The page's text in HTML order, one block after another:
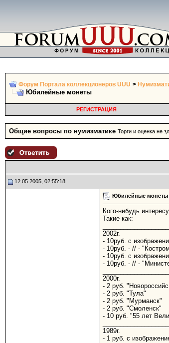
Форум Портала коллекционеров UUU >
Юбилейные монеты
РЕГИСТРАЦИЯ
Общие вопросы по нумизматике Торги и оценка не
12.05.2005, 02:55:18
Юбилейные монеты
Кого-нибудь
Такие как:
2002г.
- 10руб. с
- 10руб. - // -
- 10руб. с
- 10руб. - // -
2000г.
- 2 руб.
- 2 руб. "Тула"
- 2 руб. "Мурманск"
- 2 руб. "Смоленск"
- 10 руб. "55 лет
1989г.
- 1 руб. с